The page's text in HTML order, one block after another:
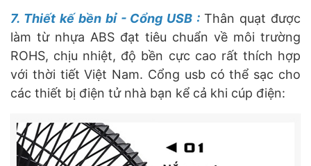
7. Thiết kế bền bỉ - Cổng USB :Thân quạt được
làm từ nhựa ABS đạt tiêu chuẩn về môi trường
ROHS, chịu nhiệt, độ bền cực cao rất thích hợp
với thời tiết Việt Nam. Cổng usb có thể sạc cho
các thiết bị điện tử nhà bạn kể cả khi cúp điện: